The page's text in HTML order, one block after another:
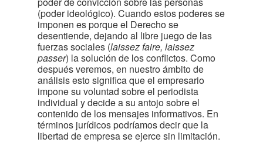
(poder ideológico). Cuando estos poderes se
imponen es porque el Derecho se
desentiende, dejando al libre juego de las
fuerzas sociales (laissez faire, laissez
passer) la solución de los conflictos. Como
después veremos, en nuestro ámbito de
análisis esto significa que el empresario
impone su voluntad sobre el periodista
individual y decide a su antojo sobre el
contenido de los mensajes informativos. En
términos jurídicos podríamos decir que la
libertad de empresa se ejerce sin limitación.